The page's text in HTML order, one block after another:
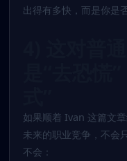
出得有多快，而是你是
如果顺着 Ivan 这篇文
未来的职业竞争，不会
不会：